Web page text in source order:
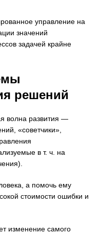
управление на
значений
задачей крайне
решений
волна развития —
«советчики»,
в т. ч. на
а помочь ему
стоимости ошибки и
изменение самого